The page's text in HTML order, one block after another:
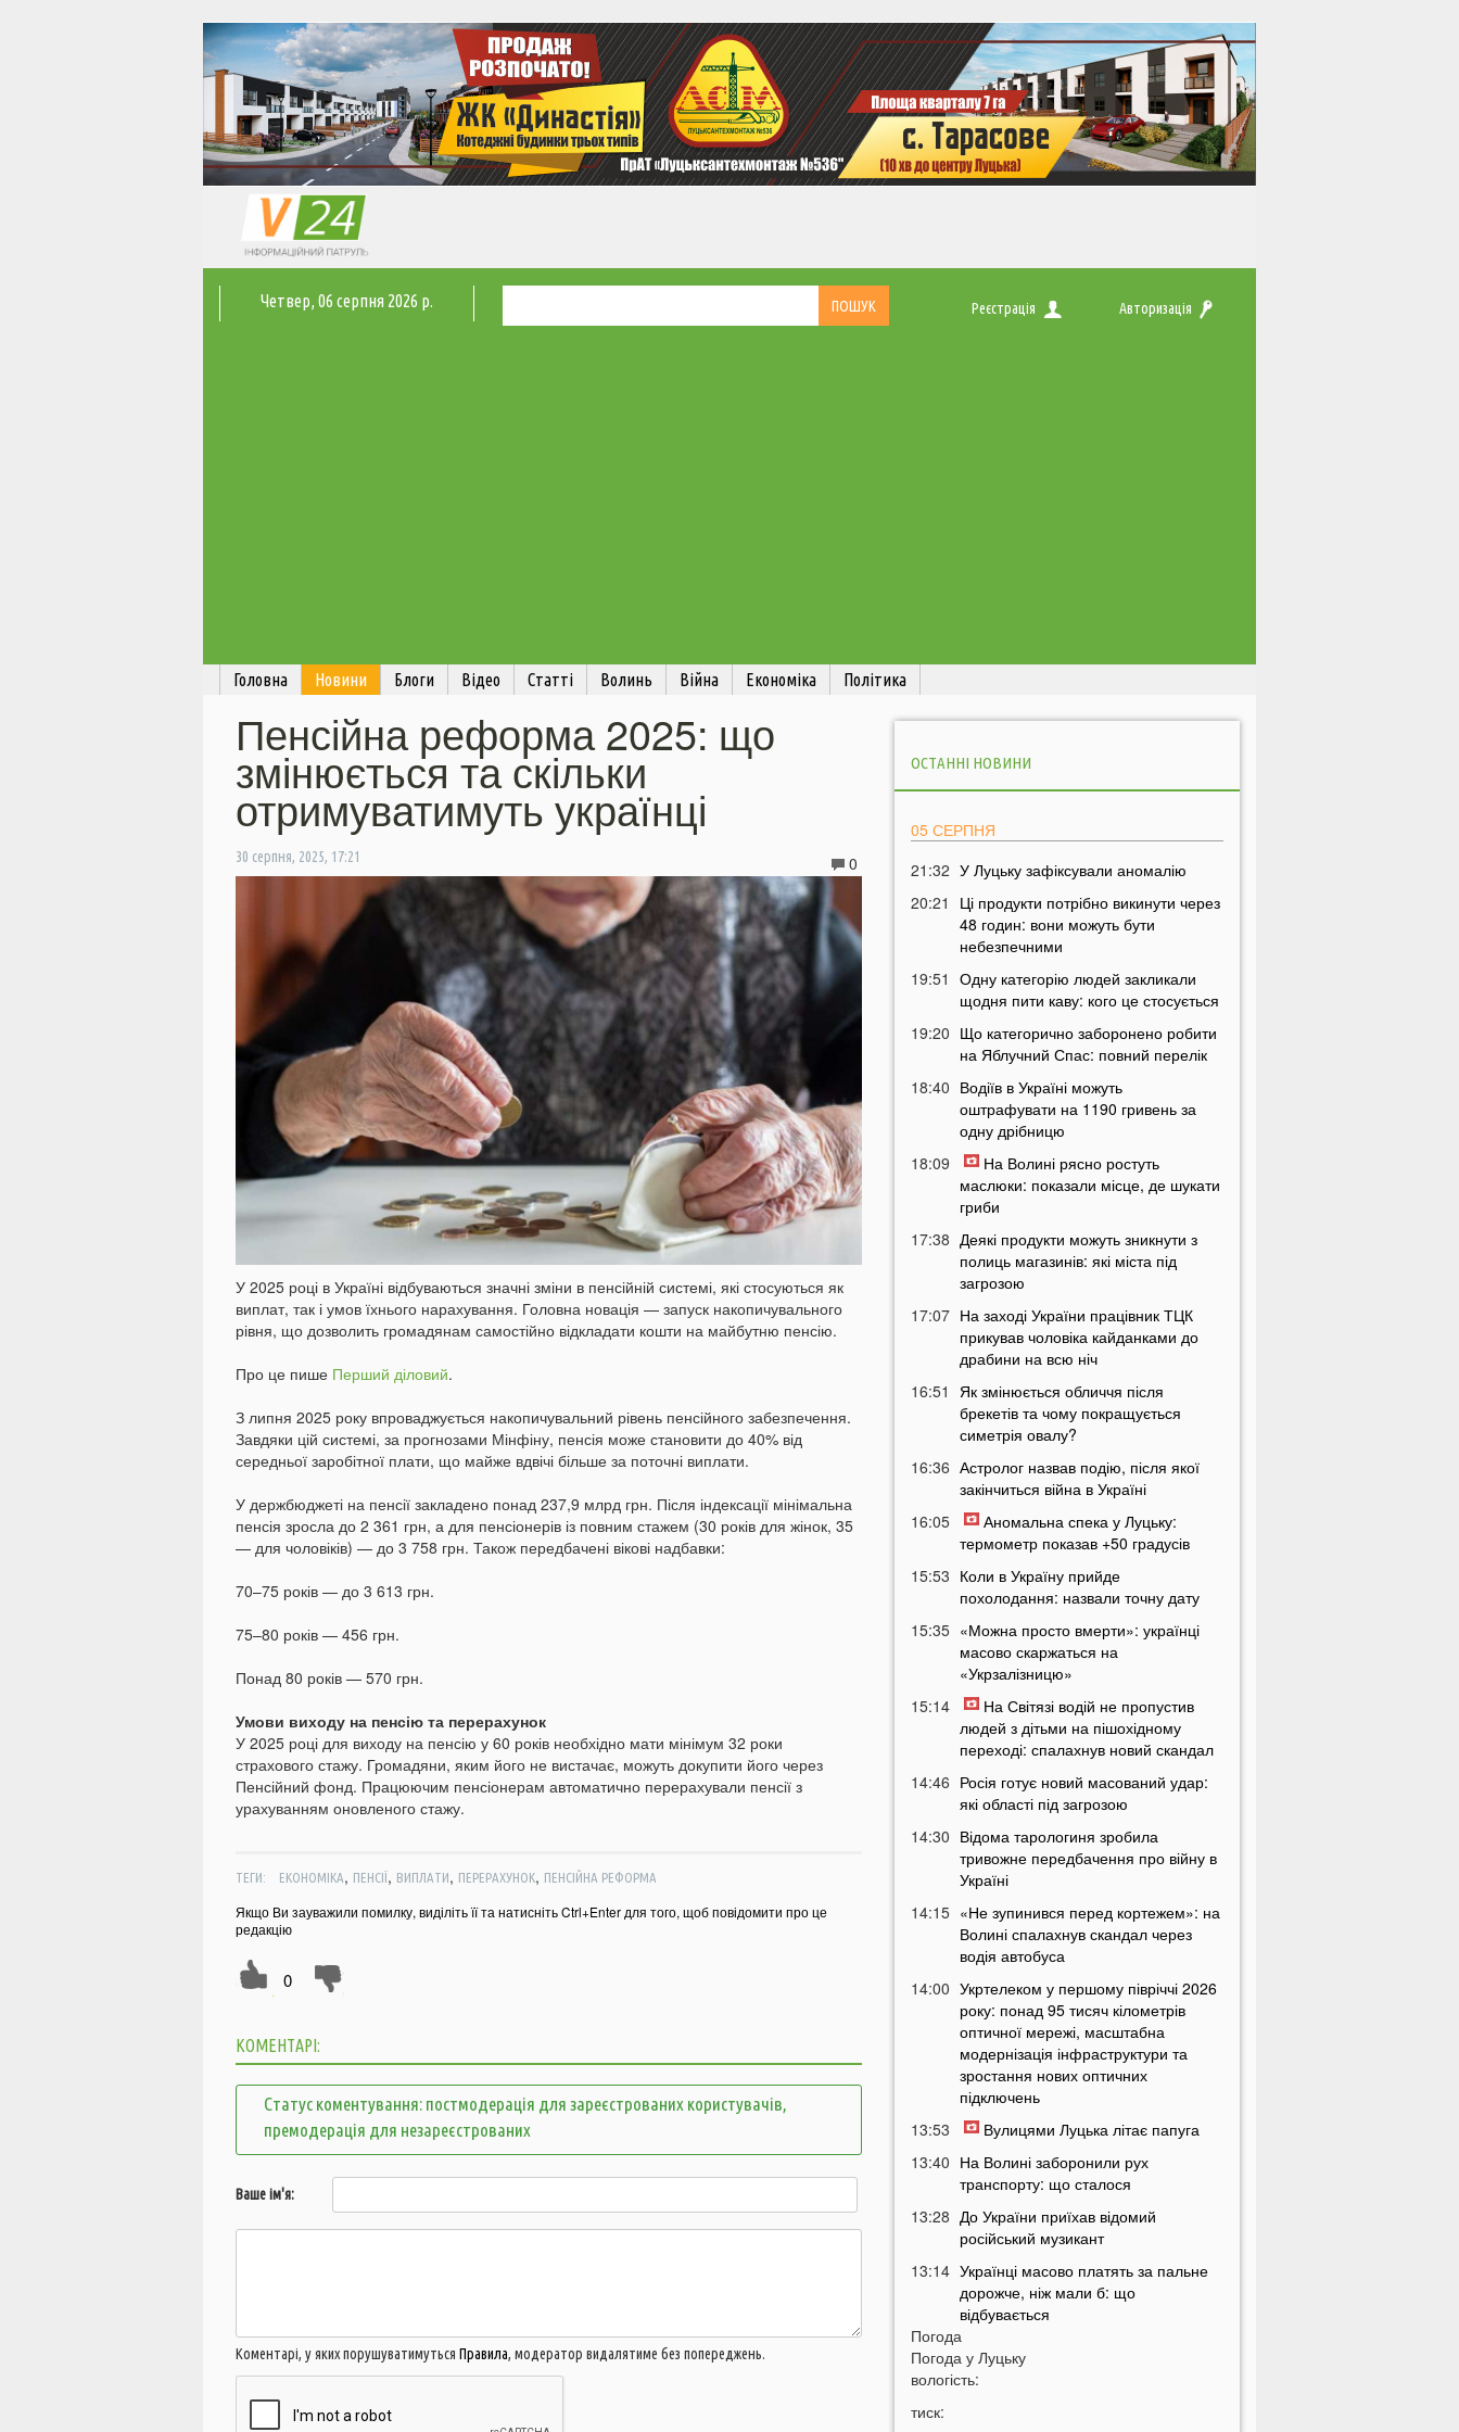
Четвер, 06 серпня 2026 р. Реєстрація Авторизація
Головна Новини Блоги Відео Статті Волинь Війна Економіка Політика
Пенсійна реформа 2025: що
змінюється та скільки
отримуватимуть українці
30 серпня, 2025, 17:21 0
У 2025 році в Україні відбуваються значні зміни в пенсійній системі, які стосуються як
виплат, так і умов їхнього нарахування. Головна новація — запуск накопичувального
рівня, що дозволить громадянам самостійно відкладати кошти на майбутню пенсію.
Про це пише Перший діловий.
З липня 2025 року впроваджується накопичувальний рівень пенсійного забезпечення.
Завдяки цій системі, за прогнозами Мінфіну, пенсія може становити до 40% від
середньої заробітної плати, що майже вдвічі більше за поточні виплати.
У держбюджеті на пенсії закладено понад 237,9 млрд грн. Після індексації мінімальна
пенсія зросла до 2 361 грн, а для пенсіонерів із повним стажем (30 років для жінок, 35
— для чоловіків) — до 3 758 грн. Також передбачені вікові надбавки:
70–75 років — до 3 613 грн.
75–80 років — 456 грн.
Понад 80 років — 570 грн.
Умови виходу на пенсію та перерахунок
У 2025 році для виходу на пенсію у 60 років необхідно мати мінімум 32 роки
страхового стажу. Громадяни, яким його не вистачає, можуть докупити його через
Пенсійний фонд. Працюючим пенсіонерам автоматично перерахували пенсії з
урахуванням оновленого стажу.
ТЕГИ: ЕКОНОМІКА, ПЕНСІЇ, ВИПЛАТИ, ПЕРЕРАХУНОК, ПЕНСІЙНА РЕФОРМА
Якщо Ви зауважили помилку, виділіть її та натисніть Ctrl+Enter для того, щоб повідомити про це
редакцію
0
КОМЕНТАРІ:
Статус коментування: постмодерація для зареєстрованих користувачів,
премодерація для незареєстрованих
Ваше ім'я:
Коментарі, у яких порушуватимуться Правила, модератор видалятиме без попереджень.
ОСТАННІ НОВИНИ
05 СЕРПНЯ
21:32 У Луцьку зафіксували аномалію
20:21
Ці продукти потрібно викинути через
48 годин: вони можуть бути
небезпечними
19:51
Одну категорію людей закликали
щодня пити каву: кого це стосується
19:20 Що категорично заборонено робити
на Яблучний Спас: повний перелік
18:40 Водіїв в Україні можуть
оштрафувати на 1190 гривень за
одну дрібницю
18:09
На Волині рясно ростуть
маслюки: показали місце, де шукати
гриби
17:38 Деякі продукти можуть зникнути з
полиць магазинів: які міста під
загрозою
17:07 На заході України працівник ТЦК
прикував чоловіка кайданками до
драбини на всю ніч
16:51
Як змінюється обличчя після
брекетів та чому покращується
симетрія овалу?
16:36 Астролог назвав подію, після якої
закінчиться війна в Україні
16:05
Аномальна спека у Луцьку:
термометр показав +50 градусів
15:53 Коли в Україну прийде
похолодання: назвали точну дату
15:35 «Можна просто вмерти»: українці
масово скаржаться на
«Укрзалізницю»
15:14
На Світязі водій не пропустив
людей з дітьми на пішохідному
переході: спалахнув новий скандал
14:46 Росія готує новий масований удар:
які області під загрозою
14:30 Відома тарологиня зробила
тривожне передбачення про війну в
Україні
14:15 «Не зупинився перед кортежем»: на
Волині спалахнув скандал через
водія автобуса
14:00 Укртелеком у першому півріччі 2026
року: понад 95 тисяч кілометрів
оптичної мережі, масштабна
модернізація інфраструктури та
зростання нових оптичних
підключень
13:53
Вулицями Луцька літає папуга
13:40 На Волині заборонили рух
транспорту: що сталося
13:28 До України приїхав відомий
російський музикант
13:14 Українці масово платять за пальне
дорожче, ніж мали б: що
відбувається
12:45 Українців попередили про
повернення графіків відключень
світла
12:26
Погода
Погода у Луцьку
вологість:
тиск: